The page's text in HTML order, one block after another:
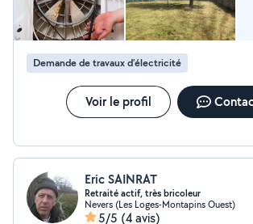
Demande de travaux d’électricité
Voir le profil
Eric SAINRAT
Retraité actif, très bricoleur
Nevers (Les Loges-Montapins Ouest)
5/5 (4 avis)